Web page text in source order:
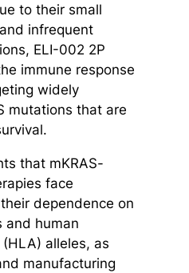
to their small
infrequent
ELI-002 2P
immune response
widely
mutations that are
that mKRAS-
face
dependence on
and human
alleles, as
manufacturing